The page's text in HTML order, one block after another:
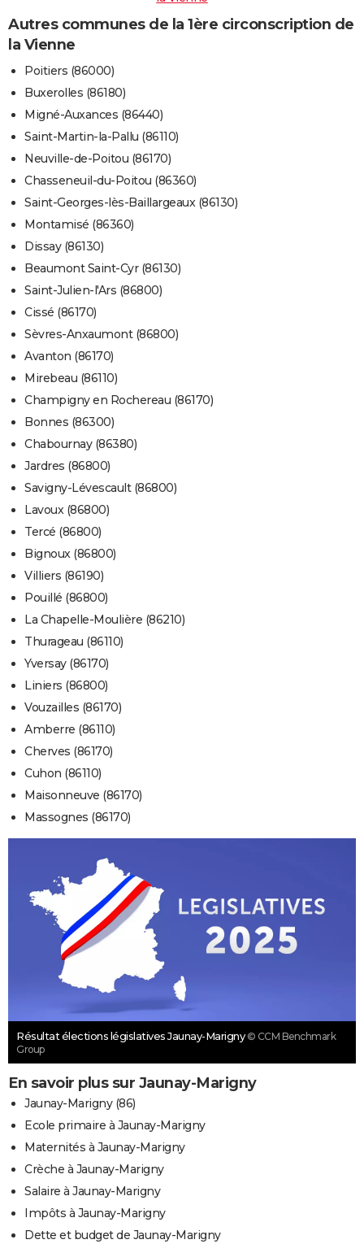
Autres communes de la 1ère circonscription de
la Vienne
Poitiers (86000)
Buxerolles (86180)
Migné-Auxances (86440)
Saint-Martin-la-Pallu (86110)
Neuville-de-Poitou (86170)
Chasseneuil-du-Poitou (86360)
Saint-Georges-lès-Baillargeaux (86130)
Montamisé (86360)
Dissay (86130)
Beaumont Saint-Cyr (86130)
Saint-Julien-l'Ars (86800)
Cissé (86170)
Sèvres-Anxaumont (86800)
Avanton (86170)
Mirebeau (86110)
Champigny en Rochereau (86170)
Bonnes (86300)
Chabournay (86380)
Jardres (86800)
Savigny-Lévescault (86800)
Lavoux (86800)
Tercé (86800)
Bignoux (86800)
Villiers (86190)
Pouillé (86800)
La Chapelle-Moulière (86210)
Thurageau (86110)
Yversay (86170)
Liniers (86800)
Vouzailles (86170)
Amberre (86110)
Cherves (86170)
Cuhon (86110)
Maisonneuve (86170)
Massognes (86170)
Résultat élections législatives Jaunay-Marigny © CCM Benchmark
Group
En savoir plus sur Jaunay-Marigny
Jaunay-Marigny (86)
Ecole primaire à Jaunay-Marigny
Maternités à Jaunay-Marigny
Crèche à Jaunay-Marigny
Salaire à Jaunay-Marigny
Impôts à Jaunay-Marigny
Dette et budget de Jaunay-Marigny